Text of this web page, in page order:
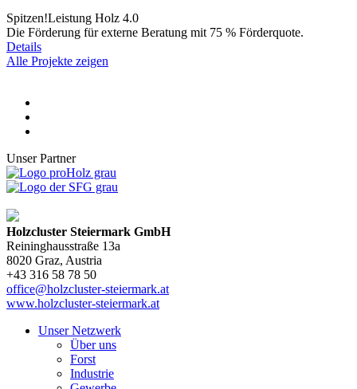
Spitzen!Leistung Holz 4.0
Die Förderung für externe Beratung mit 75 % Förderquote.
Details
Alle Projekte zeigen
Unser Partner
Holzcluster Steiermark GmbH
Reininghausstraße 13a
8020 Graz, Austria
+43 316 58 78 50
office@holzcluster-steiermark.at
www.holzcluster-steiermark.at
Unser Netzwerk
Über uns
Forst
Industrie